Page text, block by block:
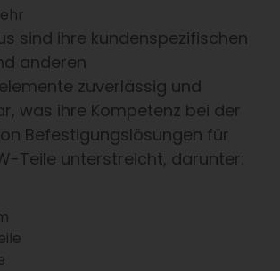
sind ihre kundenspezifischen
anderen
zuverlässig und
was ihre Kompetenz bei der
Befestigungslösungen für
Teile unterstreicht, darunter: